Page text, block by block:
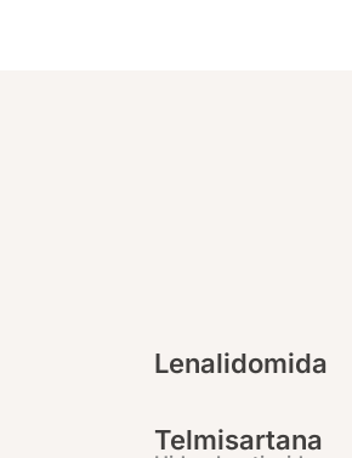
Lenalidomida
Telmisartana